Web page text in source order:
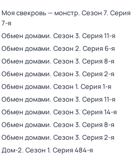
Моя свекровь — монстр. Сезон 7. Серия
7-я
Обмен домами. Сезон 3. Серия 11-я
Обмен домами. Сезон 2. Серия 6-я
Обмен домами. Сезон 3. Серия 8-я
Обмен домами. Сезон 3. Серия 2-я
Обмен домами. Сезон 1. Серия 1-я
Обмен домами. Сезон 3. Серия 11-я
Обмен домами. Сезон 3. Серия 14-я
Обмен домами. Сезон 3. Серия 8-я
Обмен домами. Сезон 3. Серия 2-я
Дом-2. Сезон 1. Серия 484-я